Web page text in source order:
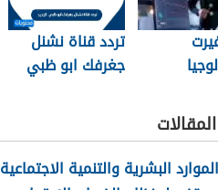
المصريين
تردد قناة نشنل
جغرفك ابو ظبي
البشرية والتنمية الاجتماعية